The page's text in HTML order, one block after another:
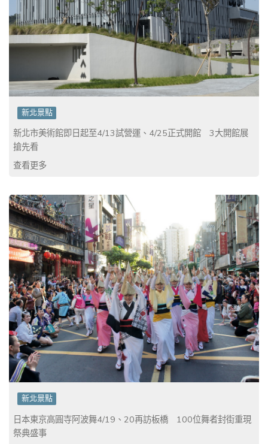
新北景點
新北市美術館即日起至4/13試營運、4/25正式開館 3大開館展
搶先看
查看更多
新北景點
日本東京高圓寺阿波舞4/19、20再訪板橋 100位舞者封街重現
祭典盛事